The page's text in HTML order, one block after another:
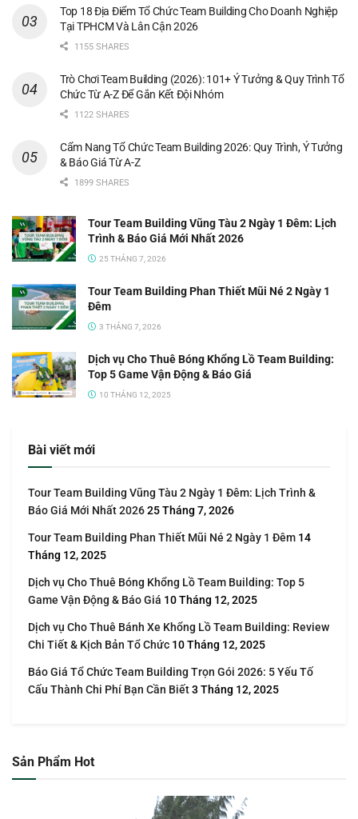
Top 18 Địa Điểm Tổ Chức Team Building Cho Doanh Nghiệp
Tại TPHCM Và Lân Cận 2026
1155 SHARES
Trò Chơi Team Building (2026): 101+ Ý Tưởng & Quy Trình Tổ
Chức Từ A-Z Để Gắn Kết Đội Nhóm
1122 SHARES
Cẩm Nang Tổ Chức Team Building 2026: Quy Trình, Ý Tưởng
& Báo Giá Từ A-Z
1899 SHARES
Tour Team Building Vũng Tàu 2 Ngày 1 Đêm: Lịch
Trình & Báo Giá Mới Nhất 2026
25 THÁNG 7, 2026
Tour Team Building Phan Thiết Mũi Né 2 Ngày 1
Đêm
3 THÁNG 7, 2026
Dịch vụ Cho Thuê Bóng Khổng Lồ Team Building:
Top 5 Game Vận Động & Báo Giá
10 THÁNG 12, 2025
Bài viết mới
Tour Team Building Vũng Tàu 2 Ngày 1 Đêm: Lịch Trình &
Báo Giá Mới Nhất 202625 Tháng 7, 2026
Tour Team Building Phan Thiết Mũi Né 2 Ngày 1 Đêm 14
Tháng 12, 2025
Dịch vụ Cho Thuê Bóng Khổng Lồ Team Building: Top 5
Game Vận Động & Báo Giá 10 Tháng 12, 2025
Dịch vụ Cho Thuê Bánh Xe Khổng Lồ Team Building: Review
Chi Tiết & Kịch Bản Tổ Chức 10 Tháng 12, 2025
Báo Giá Tổ Chức Team Building Trọn Gói 2026: 5 Yếu Tố
Cấu Thành Chi Phí Bạn Cần Biết3 Tháng 12, 2025
Sản Phẩm Hot